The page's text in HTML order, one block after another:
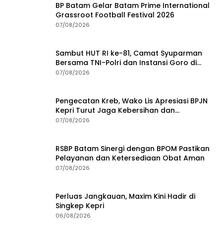
BP Batam Gelar Batam Prime International
Grassroot Football Festival 2026
07/08/2026
Sambut HUT RI ke-81, Camat Syuparman
Bersama TNI-Polri dan Instansi Goro di
Pantai Piwang
07/08/2026
Pengecatan Kreb, Wako Lis Apresiasi BPJN
Kepri Turut Jaga Kebersihan dan
Keindahan Ruas Jalan
07/08/2026
RSBP Batam Sinergi dengan BPOM Pastikan
Pelayanan dan Ketersediaan Obat Aman
07/08/2026
Perluas Jangkauan, Maxim Kini Hadir di
Singkep Kepri
06/08/2026